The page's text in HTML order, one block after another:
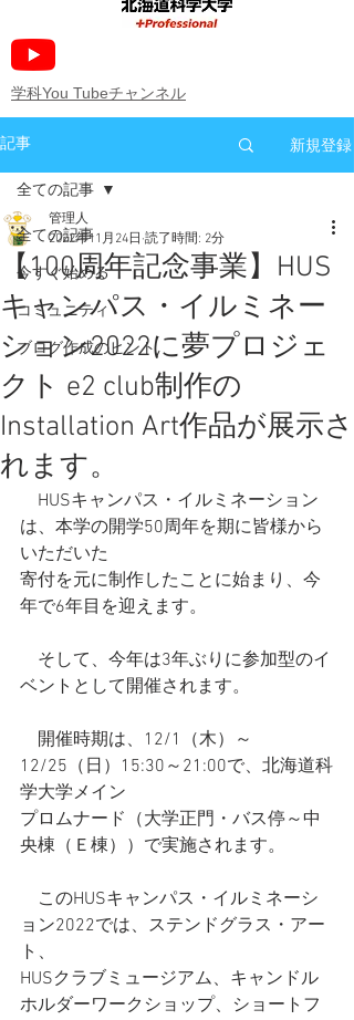
​学科You Tubeチャンネル
記事 新規登録
全ての記事
今すぐ始める
コミュニティ
ブログ作成のヒント
全ての記事
【100周年記念事業】HUS
キャンパス・イルミネー
ション2022に夢プロジェ
クト e2 club制作の
Installation Art作品が展示さ
れます。
管理人
2022年11月24日 読了時間: 2分
HUSキャンパス・イルミネーション
は、本学の開学50周年を期に皆様から
いただいた
寄付を元に制作したことに始まり、今
年で6年目を迎えます。
そして、今年は3年ぶりに参加型のイ
ベントとして開催されます。
開催時期は、12/1（木）～
12/25（日）15:30～21:00で、北海道科
学大学メイン
プロムナード（大学正門・バス停～中
央棟（Ｅ棟））で実施されます。
このHUSキャンパス・イルミネーシ
ョン2022では、ステンドグラス・アー
ト、
HUSクラブミュージアム、キャンドル
ホルダーワークショップ、ショートフ